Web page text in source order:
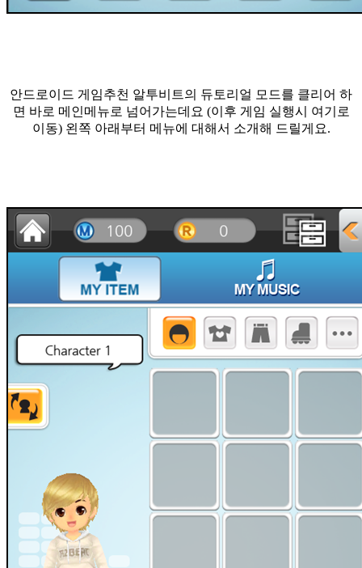
안드로이드 게임추천 알투비트의 듀토리얼 모드를 클리어 하
면 바로 메인메뉴로 넘어가는데요 (이후 게임 실행시 여기로
이동) 왼쪽 아래부터 메뉴에 대해서 소개해 드릴게요.